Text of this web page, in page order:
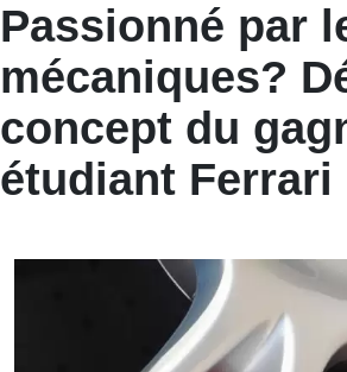
Passionné par
mécaniques?
concept du
étudiant Ferrari